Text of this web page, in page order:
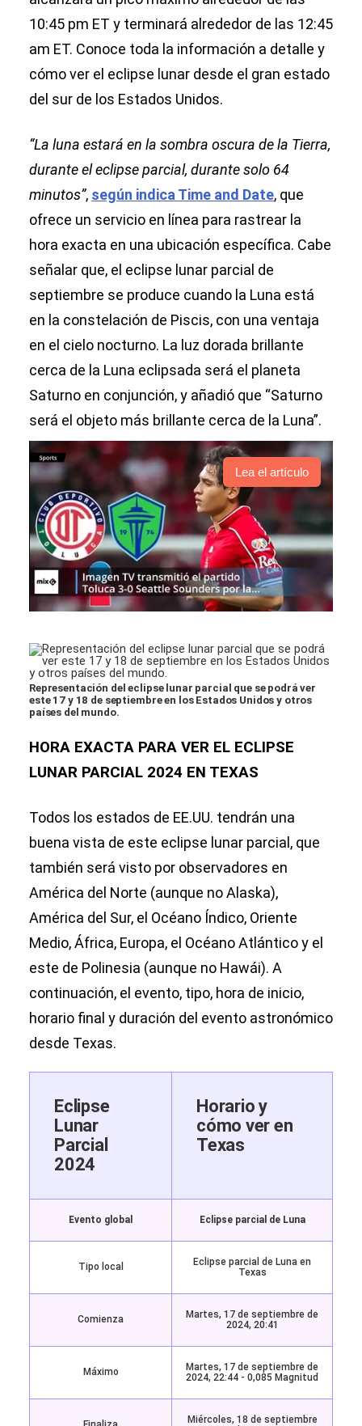
10:45 pm ET y terminará alrededor de las 12:45
am ET. Conoce toda la información a detalle y
cómo ver el eclipse lunar desde el gran estado
del sur de los Estados Unidos.
“La luna estará en la sombra oscura de la Tierra,
durante el eclipse parcial, durante solo 64
minutos”, según indica Time and Date, que
ofrece un servicio en línea para rastrear la
hora exacta en una ubicación específica. Cabe
señalar que, el eclipse lunar parcial de
septiembre se produce cuando la Luna está
en la constelación de Piscis, con una ventaja
en el cielo nocturno. La luz dorada brillante
cerca de la Luna eclipsada será el planeta
Saturno en conjunción, y añadió que “Saturno
será el objeto más brillante cerca de la Luna”.
Lea el artículo
Representación del eclipse lunar parcial que se podrá ver
este 17 y 18 de septiembre en los Estados Unidos y otros
países del mundo.
HORA EXACTA PARA VER EL ECLIPSE
LUNAR PARCIAL 2024 EN TEXAS
Todos los estados de EE.UU. tendrán una
buena vista de este eclipse lunar parcial, que
también será visto por observadores en
América del Norte (aunque no Alaska),
América del Sur, el Océano Índico, Oriente
Medio, África, Europa, el Océano Atlántico y el
este de Polinesia (aunque no Hawái). A
continuación, el evento, tipo, hora de inicio,
horario final y duración del evento astronómico
desde Texas.
Eclipse
Lunar
Parcial
2024
Horario y
cómo ver en
Texas
Evento global Eclipse parcial de Luna
Tipo local Eclipse parcial de Luna en
Texas
Comienza Martes, 17 de septiembre de
2024, 20:41
Máximo
Martes, 17 de septiembre de
2024, 22:44 - 0,085 Magnitud
Miércoles, 18 de septiembre